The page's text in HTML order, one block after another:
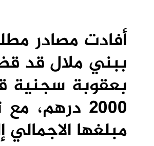
أفادت مصادر
ببني ملال قد
بعقوبة سجنية
2000
مبلغها الاجمالي إلى